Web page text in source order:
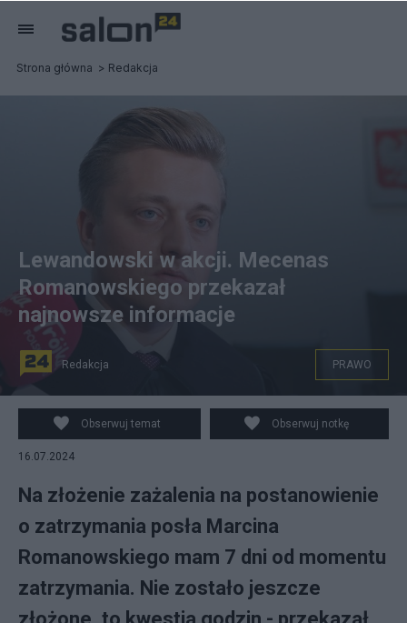
Strona główna Redakcja
Bartosz Lewandowski. Fot. PAP/Tomasz Gzell
Lewandowski w akcji. Mecenas
Romanowskiego przekazał
najnowsze informacje
Redakcja PRAWO
Obserwuj temat Obserwuj notkę
16.07.2024
Na złożenie zażalenia na postanowienie
o zatrzymania posła Marcina
Romanowskiego mam 7 dni od momentu
zatrzymania. Nie zostało jeszcze